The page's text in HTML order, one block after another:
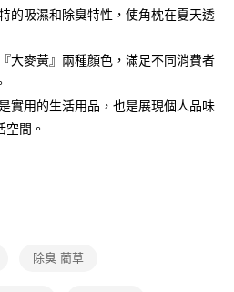
需資料之確認、核對及更正。
連結：
的吸濕和除臭特性，使角枕在夏天透
大麥黃』兩種顏色，滿足不同消費者
實用的生活用品，也是展現個人品味
間。
除臭 藺草